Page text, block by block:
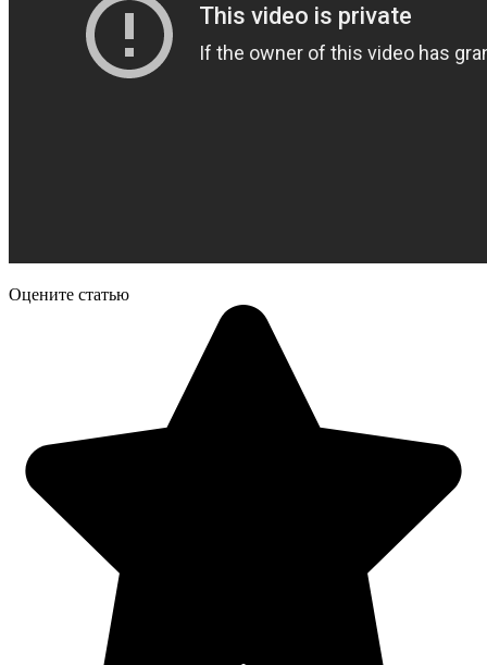
Оцените статью